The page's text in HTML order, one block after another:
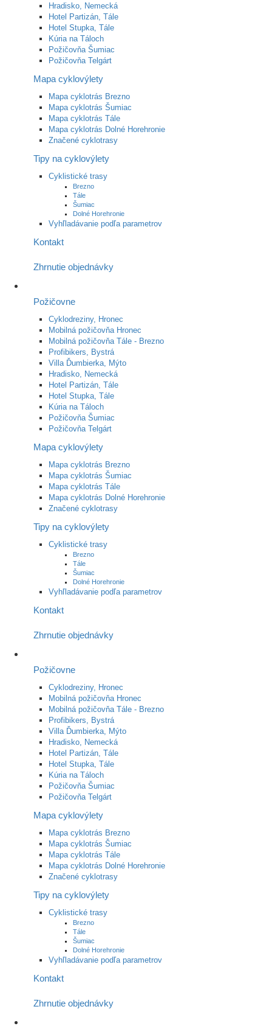
Hradisko, Nemecká
Hotel Partizán, Tále
Hotel Stupka, Tále
Kúria na Táloch
Požičovňa Šumiac
Požičovňa Telgárt
Mapa cyklovýlety
Mapa cyklotrás Brezno
Mapa cyklotrás Šumiac
Mapa cyklotrás Tále
Mapa cyklotrás Dolné Horehronie
Značené cyklotrasy
Tipy na cyklovýlety
Cyklistické trasy
Brezno
Tále
Šumiac
Dolné Horehronie
Vyhľladávanie podľa parametrov
Kontakt
Zhrnutie objednávky
Požičovne
Cyklodreziny, Hronec
Mobilná požičovňa Hronec
Mobilná požičovňa Tále - Brezno
Profibikers, Bystrá
Villa Ďumbierka, Mýto
Hradisko, Nemecká
Hotel Partizán, Tále
Hotel Stupka, Tále
Kúria na Táloch
Požičovňa Šumiac
Požičovňa Telgárt
Mapa cyklovýlety
Mapa cyklotrás Brezno
Mapa cyklotrás Šumiac
Mapa cyklotrás Tále
Mapa cyklotrás Dolné Horehronie
Značené cyklotrasy
Tipy na cyklovýlety
Cyklistické trasy
Brezno
Tále
Šumiac
Dolné Horehronie
Vyhľladávanie podľa parametrov
Kontakt
Zhrnutie objednávky
Požičovne
Cyklodreziny, Hronec
Mobilná požičovňa Hronec
Mobilná požičovňa Tále - Brezno
Profibikers, Bystrá
Villa Ďumbierka, Mýto
Hradisko, Nemecká
Hotel Partizán, Tále
Hotel Stupka, Tále
Kúria na Táloch
Požičovňa Šumiac
Požičovňa Telgárt
Mapa cyklovýlety
Mapa cyklotrás Brezno
Mapa cyklotrás Šumiac
Mapa cyklotrás Tále
Mapa cyklotrás Dolné Horehronie
Značené cyklotrasy
Tipy na cyklovýlety
Cyklistické trasy
Brezno
Tále
Šumiac
Dolné Horehronie
Vyhľladávanie podľa parametrov
Kontakt
Zhrnutie objednávky